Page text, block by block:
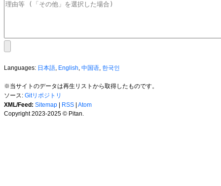
Languages: 日本語, English, 中国语, 한국인
※当サイトのデータは再生リストから取得したものです。
ソース: Gitリポジトリ
XML/Feed: Sitemap RSS Atom
Copyright 2023-2025 © Pitan.